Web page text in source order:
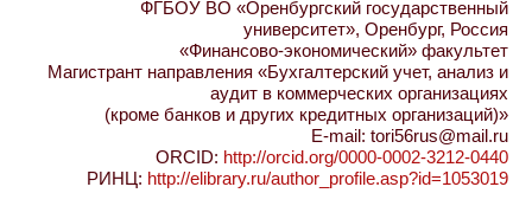
ФГБОУ ВО «Оренбургский государственный
университет», Оренбург, Россия
«Финансово-экономический» факультет
Магистрант направления «Бухгалтерский учет, анализ и
аудит в коммерческих организациях
(кроме банков и других кредитных организаций)»
E-mail: tori56rus@mail.ru
ORCID: http://orcid.org/0000-0002-3212-0440
РИНЦ: http://elibrary.ru/author_profile.asp?id=1053019